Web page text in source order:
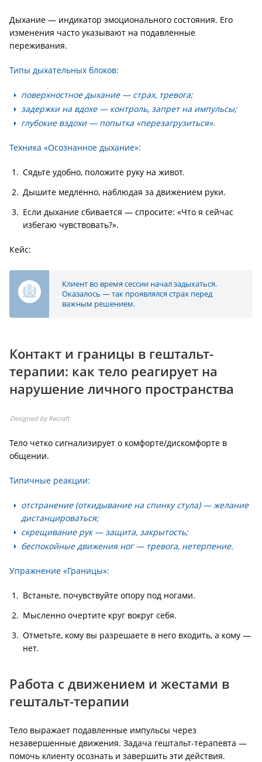
Дыхание — индикатор эмоционального состояния. Его
изменения часто указывают на подавленные
переживания.
Типы дыхательных блоков:
поверхностное дыхание — страх, тревога;
задержки на вдохе — контроль, запрет на импульсы;
глубокие вздохи — попытка «перезагрузиться».
Техника «Осознанное дыхание»:
Сядьте удобно, положите руку на живот.
Дышите медленно, наблюдая за движением руки.
Если дыхание сбивается — спросите: «Что я сейчас
избегаю чувствовать?».
Кейс:
Клиент во время сессии начал задыхаться.
Оказалось — так проявлялся страх перед
важным решением.
Контакт и границы в гештальт-
терапии: как тело реагирует на
нарушение личного пространства
Designed by Recraft
Тело четко сигнализирует о комфорте/дискомфорте в
общении.
Типичные реакции:
отстранение (откидывание на спинку стула) — желание
дистанцироваться;
скрещивание рук — защита, закрытость;
беспокойные движения ног — тревога, нетерпение.
Упражнение «Границы»:
Встаньте, почувствуйте опору под ногами.
Мысленно очертите круг вокруг себя.
Отметьте, кому вы разрешаете в него входить, а кому —
нет.
Работа с движением и жестами в
гештальт-терапии
Тело выражает подавленные импульсы через
незавершенные движения. Задача гештальт-терапевта —
помочь клиенту осознать и завершить эти действия.